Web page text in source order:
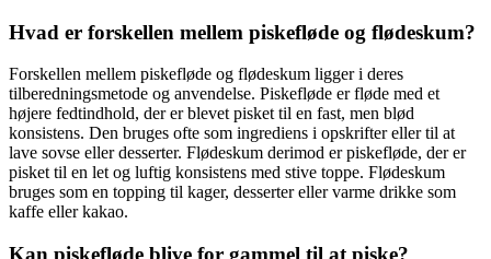
Hvad er forskellen mellem piskefløde og flødeskum?
Forskellen mellem piskefløde og flødeskum ligger i deres
tilberedningsmetode og anvendelse. Piskefløde er fløde med et
højere fedtindhold, der er blevet pisket til en fast, men blød
konsistens. Den bruges ofte som ingrediens i opskrifter eller til at
lave sovse eller desserter. Flødeskum derimod er piskefløde, der er
pisket til en let og luftig konsistens med stive toppe. Flødeskum
bruges som en topping til kager, desserter eller varme drikke som
kaffe eller kakao.
Kan piskefløde blive for gammel til at piske?